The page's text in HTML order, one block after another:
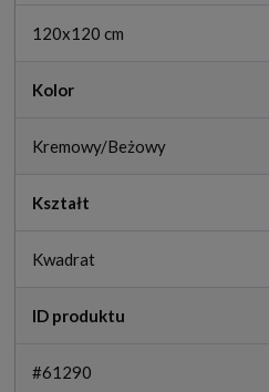
120x120 cm
Kolor
Kremowy/Beżowy
Kształt
Kwadrat
ID produktu
#61290